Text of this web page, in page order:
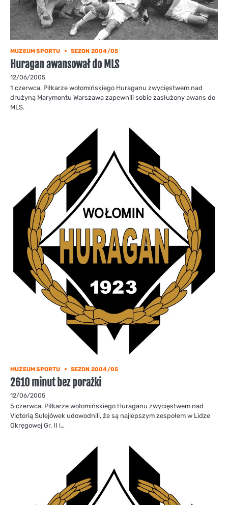
MUZEUM SPORTU SEZON 2004/05
Huragan awansował do MLS
12/06/2005
1 czerwca. Piłkarze wołomińskiego Huraganu zwycięstwem nad
drużyną Marymontu Warszawa zapewnili sobie zasłużony awans do
MLS.
MUZEUM SPORTU SEZON 2004/05
2610 minut bez porażki
12/06/2005
5 czerwca. Piłkarze wołomińskiego Huraganu zwycięstwem nad
Victorią Sulejówek udowodnili, że są najlepszym zespołem w Lidze
Okręgowej Gr. II i…